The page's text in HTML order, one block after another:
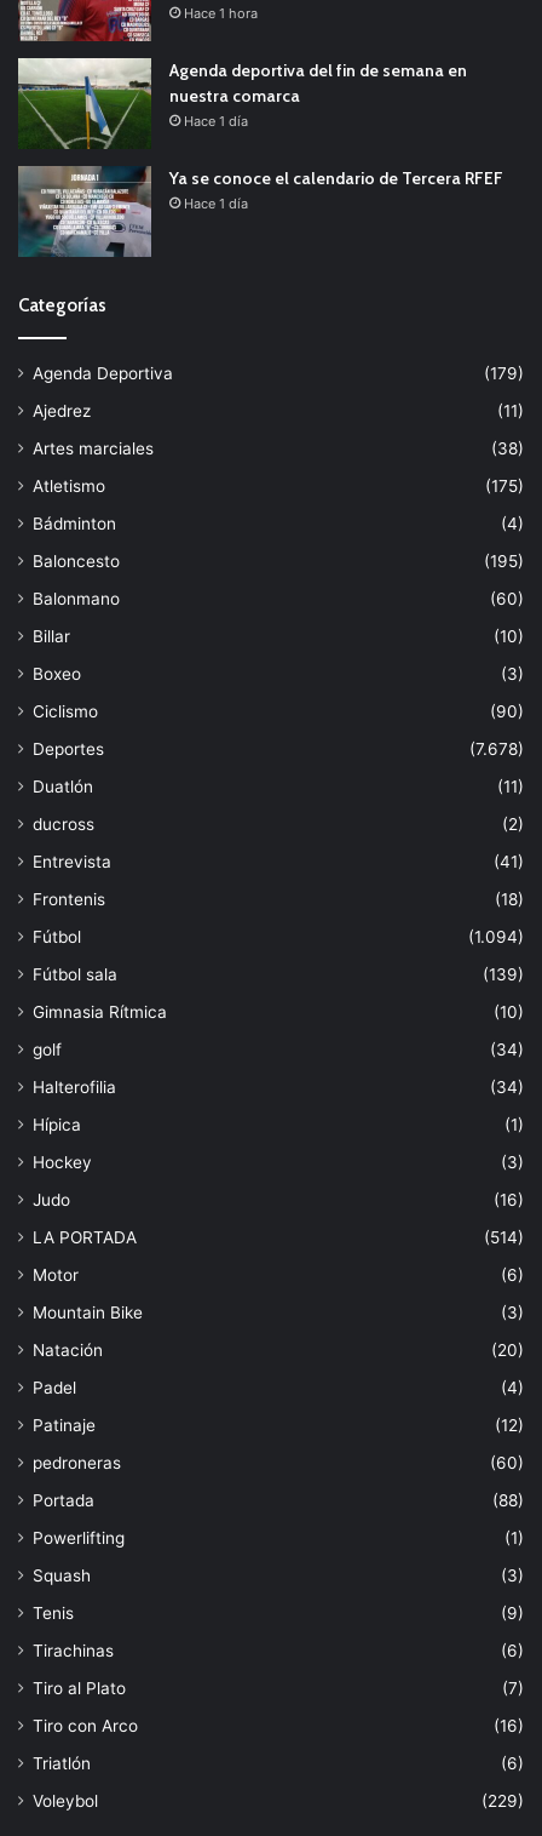
Hace 1 hora
Agenda deportiva del fin de semana en
nuestra comarca
Hace 1 día
Ya se conoce el calendario de Tercera RFEF
Hace 1 día
Categorías
Agenda Deportiva
(179)
Ajedrez
(11)
Artes marciales
(38)
Atletismo
(175)
Bádminton
(4)
Baloncesto
(195)
Balonmano
(60)
Billar
(10)
Boxeo
(3)
Ciclismo
(90)
Deportes
(7.678)
Duatlón
(11)
ducross
(2)
Entrevista
(41)
Frontenis
(18)
Fútbol
(1.094)
Fútbol sala
(139)
Gimnasia Rítmica
(10)
golf
(34)
Halterofilia
(34)
Hípica
(1)
Hockey
(3)
Judo
(16)
LA PORTADA
(514)
Motor
(6)
Mountain Bike
(3)
Natación
(20)
Padel
(4)
Patinaje
(12)
pedroneras
(60)
Portada
(88)
Powerlifting
(1)
Squash
(3)
Tenis
(9)
Tirachinas
(6)
Tiro al Plato
(7)
Tiro con Arco
(16)
Triatlón
(6)
Voleybol
(229)